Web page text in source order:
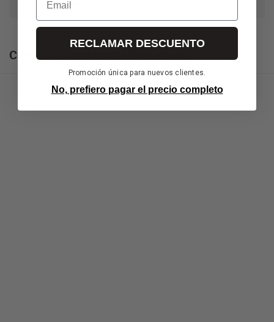
Datos de interés
Compara con otras alternativas
RECLAMAR DESCUENTO
Promoción única para nuevos clientes.
No, prefiero pagar el precio completo